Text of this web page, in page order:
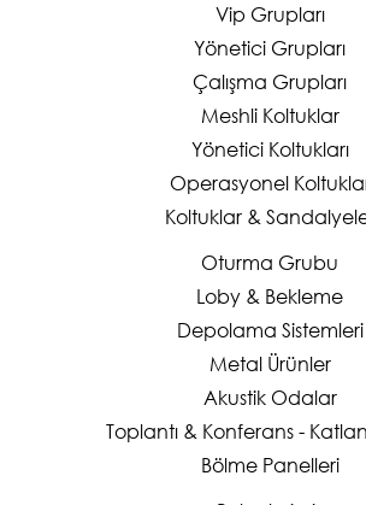
Vip Grupları
Yönetici Grupları
Çalışma Grupları
Meshli Koltuklar
Yönetici Koltukları
Operasyonel
Koltuklar &
Oturma Grubu
Loby & Bekleme
Depolama Sistemleri
Metal Ürünler
Akustik Odalar
Toplantı & Konferans -
Bölme Panelleri